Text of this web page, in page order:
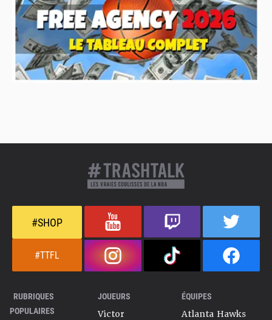
#SHOP
#TTFL
RUBRIQUES
POPULAIRES
JOUEURS
Victor
ÉQUIPES
Atlanta Hawks